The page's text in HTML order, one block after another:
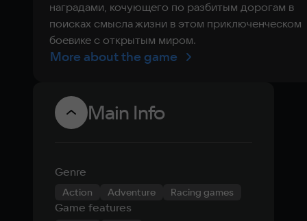
наградами, кочующего по разбитым дорогам в
поисках смысла жизни в этом приключенческом
боевике с открытым миром.
More about the game
Main Info
Genre
Action Adventure Racing games
Game features